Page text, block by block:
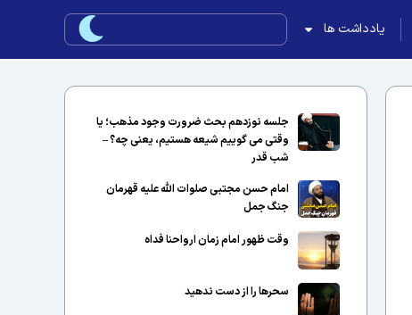
یادداشت ها
جلسه نوزدهم بحث ضرورت وجود مذهب؛ یا
وقتی می گوییم شیعه هستیم، یعنی چه؟ –
شب قدر
امام حسن مجتبی صلوات الله علیه قهرمان
جنگ جمل
وقت ظهور امام زمان ارواحنا فداه
سحرها را از دست ندهید